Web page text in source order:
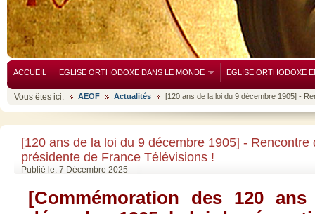
ACCUEIL EGLISE ORTHODOXE DANS LE MONDE EGLISE ORTHODOXE
Vous êtes ici: AEOF Actualités [120 ans de la loi du 9 décembre 1905] -
[120 ans de la loi du 9 décembre 1905] - Rencontre
présidente de France Télévisions !
Publié le: 7 Décembre 2025
[Commémoration des 120